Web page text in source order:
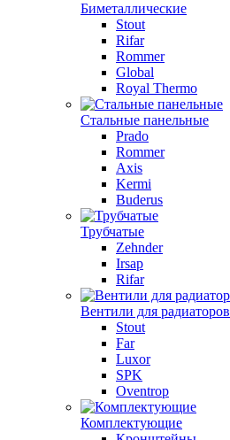
Биметаллические
Stout
Rifar
Rommer
Global
Royal Thermo
Стальные панельные
Prado
Rommer
Axis
Kermi
Buderus
Трубчатые
Zehnder
Irsap
Rifar
Вентили для радиаторов
Stout
Far
Luxor
SPK
Oventrop
Комплектующие